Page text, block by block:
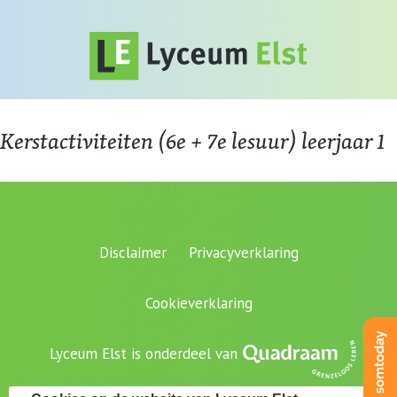
Kerstactiviteiten (6e + 7e lesuur) leerjaar 1
Disclaimer Privacyverklaring
Cookieverklaring
Lyceum Elst is onderdeel van